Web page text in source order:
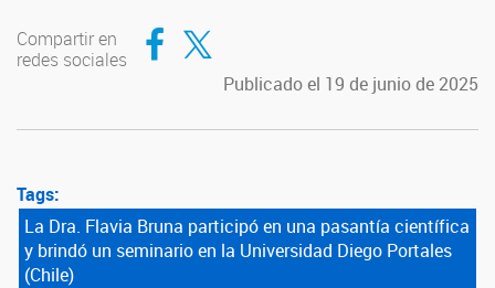
Compartir en
redes sociales
Compartir en Facebook
Compartir en Twitter
Publicado el 19 de junio de 2025
Tags:
La Dra. Flavia Bruna participó en una pasantía científica
y brindó un seminario en la Universidad Diego Portales
(Chile)